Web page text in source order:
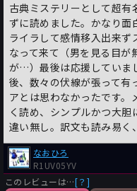
古典ミステリーとして超有
ずに読めました。かなり面
ライラして感情移入出来
なって来て（男を見る目が
が…）最後は応援していま
後、数々の伏線が張って有
アとは思わなかったです。
く読め、シンプルかつ大
違い無し。訳文も読み易く
なおひろ
R1UV05YV
このレビューは…[？]